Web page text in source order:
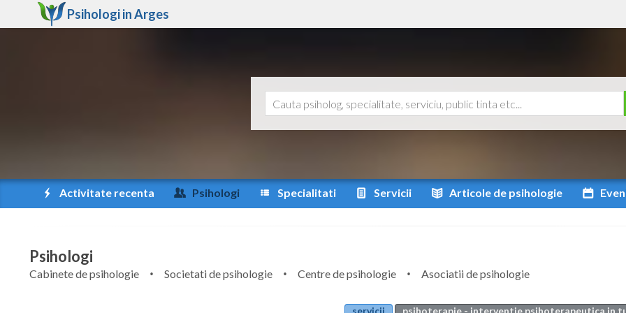
Psihologi inArges
Activitate recenta Psihologi Specialitati Servicii Articole de psihologie
Psihologi
Cabinete de psihologie Societati de psihologie Centre de psihologie
Asociatii de psihologie
servicii psihoterapie - interventie psihoterapeutica in